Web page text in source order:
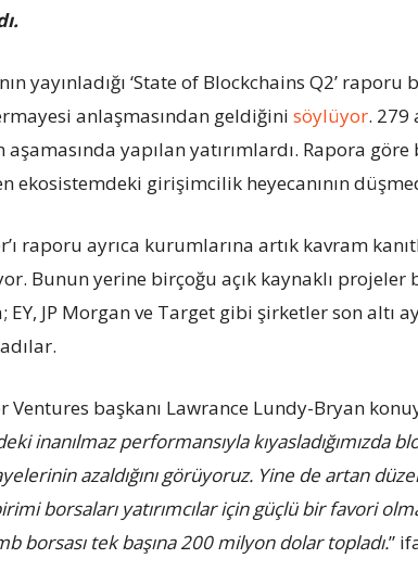
yayınladığı ‘State of Blockchains Q2’
anlaşmasından geldiğini söylüyor. 279
aşamasında yapılan yatırımlardı. Rapora
ekosistemdeki girişimcilik heyecanının
raporu ayrıca kurumlarına artık kavram
Bunun yerine birçoğu açık kaynaklı projeler
EY, JP Morgan ve Target gibi şirketler son altı
Ventures başkanı Lawrance Lundy-Bryan
inanılmaz performansıyla kıyasladığımızda
azaldığını görüyoruz. Yine de artan
borsaları yatırımcılar için güçlü bir favori
borsası tek başına 200 milyon dolar topladı.”